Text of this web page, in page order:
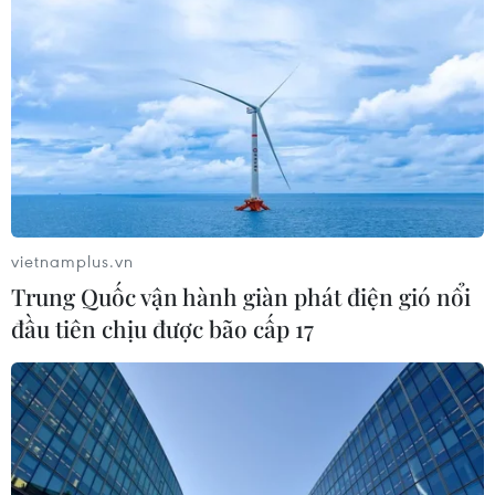
THỦY
Sở hữu trí tuệ
Quy định sử dụng
RSS
Hỗ trợ
Ngôn ngữ
TTXVN
Dịch vụ tin
Quảng cáo
Giấy phép số: 1374/GP-BTTTT do Bộ Thông tin và Truyền thông
cấp ngày 11/9/2008.
Quảng cáo: Phó TBT Nguyễn Thị Tám: 093.5958688, Email:
tamvna@gmail.com
Điện thoại: (024) 39411349 - (024) 39411348, Fax: (024)
39411348
vietnamplus.vn
Trung Quốc vận hành giàn phát điện gió nổi
đầu tiên chịu được bão cấp 17